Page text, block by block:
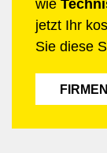
wie
jetzt Ihr
Sie diese